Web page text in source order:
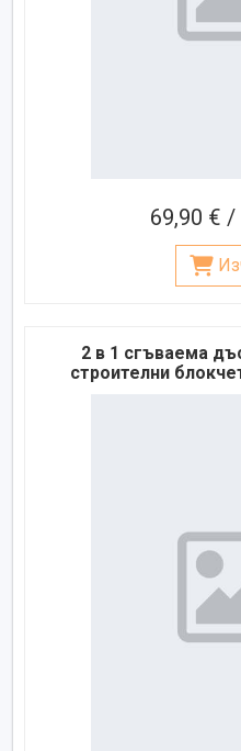
69,90 € /
2 в 1 сгъваема
строителни